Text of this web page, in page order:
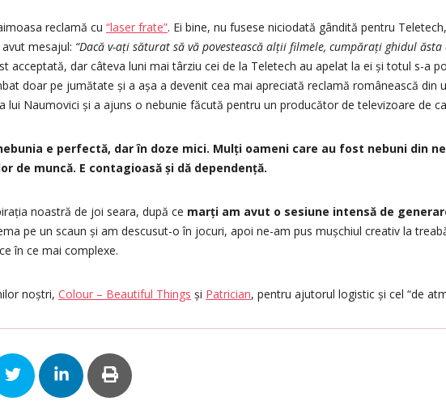
reclamă cu “laser frate”. Ei bine, nu fusese niciodată gândită pentru
mesajul: “Dacă v-ați săturat să vă povestească alții filmele, cumpărați ghidul ăsta
acceptată, dar câteva luni mai târziu cei de la Teletech au apelat la ei și totul s-a
doar pe jumătate și a așa a devenit cea mai apreciată reclamă românească din
lui Naumovici și a ajuns o nebunie făcută pentru un producător de televizoare de
e perfectă, dar în doze mici. Mulți oameni care au fost nebuni din
de muncă. E contagioasă și dă dependență.
noastră de joi seara, după ce marți am avut o sesiune intensă de
pe un scaun și am descusut-o în jocuri, apoi ne-am pus mușchiul creativ la
în ce mai complexe.
noștri, Colour – Beautiful Things și Patrician, pentru ajutorul logistic și cel “de